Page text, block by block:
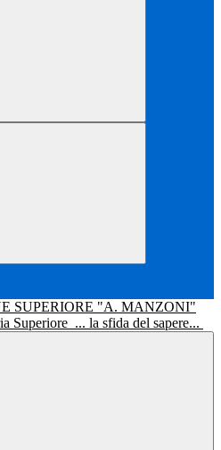
Superiore ... la sfida del sapere...